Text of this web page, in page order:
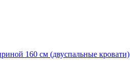
160 см (двуспальные кровати)